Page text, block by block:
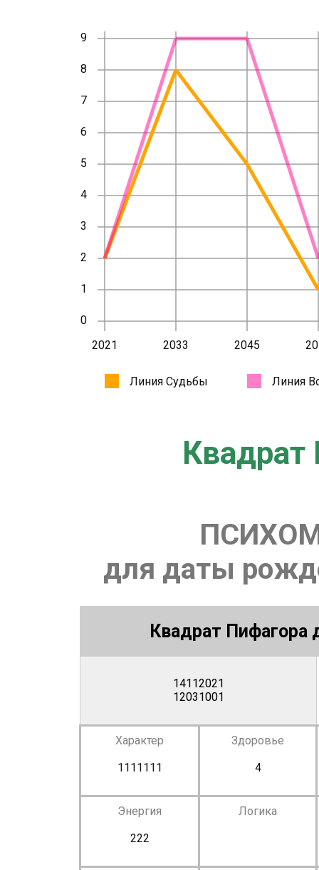
Квадрат
для даты
Квадрат Пифагора
14112021
12031001
Характер
1111111
Здоровье
4
Энергия
222
Логика